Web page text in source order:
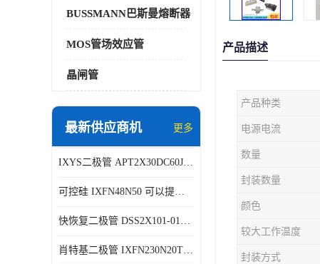
BUSSMANN巴斯曼熔断器
MOS管场效应管
晶闸管
最新供应商机 更多
IXYS二极管 APT2X30DC60J 结构简单
可控硅 IXFN48N50 可以提供稳定的电压输出
快恢复二极管 DSS2X101-015A 具有较高的可靠性
肖特基二极管 IXFN230N20T 可以提供稳定的电压输出
产品描述
产品种类
电源电流
数量
封装数量
颜色
较大工作温度
封装方式